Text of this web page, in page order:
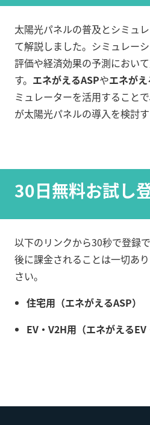
太陽光パネルの普及とシミュ
て解説しました。シミュレー
評価や経済効果の予測におい
す。 エネがえるASPやエネが
ミュレーターを活用すること
が太陽光パネルの導入を検討
30日無料お試し
以下のリンクから30秒で登録
後に課金されることは一切あ
さい。
住宅用（エネがえるASP）
EV・V2H用（エネがえるEV